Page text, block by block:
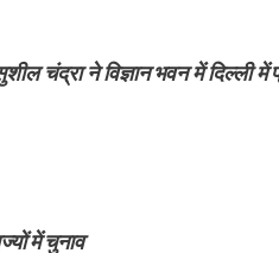
चंद्रा ने विज्ञान भवन में दिल्ली में
में चुनाव